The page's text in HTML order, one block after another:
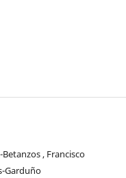
, Francisco
Garduño